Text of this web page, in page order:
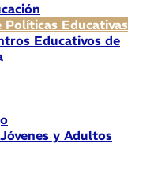
Políticas Educativas
Educativos de
y Adultos